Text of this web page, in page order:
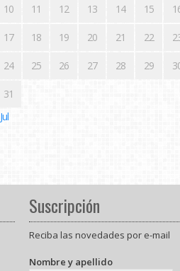
10 11 12 13 14 15
17 18 19 20 21 22
24 25 26 27 28 29
31
Suscripción
Reciba las novedades por e-mail
Nombre y apellido